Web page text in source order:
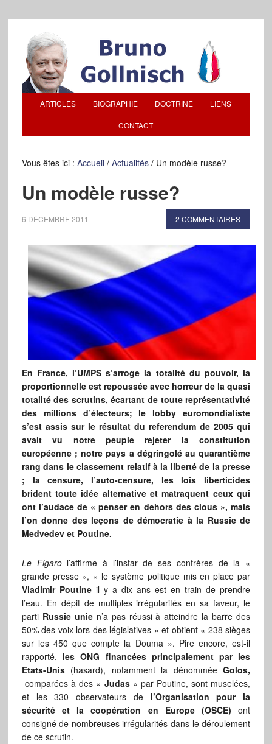
ARTICLES BIOGRAPHIE DOCTRINE LIENS
CONTACT
Vous êtes ici : Accueil / Actualités /Un modèle russe?
Un modèle russe?
6 DÉCEMBRE 2011 2 COMMENTAIRES
En France, l’UMPS s’arroge la totalité du pouvoir, la
proportionnelle est repoussée avec horreur de la quasi
totalité des scrutins, écartant de toute représentativité
des millions d’électeurs; le lobby euromondialiste
s’est assis sur le résultat du referendum de 2005 qui
avait vu notre peuple rejeter la constitution
européenne ; notre pays a dégringolé au quarantième
rang dans le classement relatif à la liberté de la presse
; la censure, l’auto-censure, les lois liberticides
brident toute idée alternative et matraquent ceux qui
ont l’audace de « penser en dehors des clous », mais
l’on donne des leçons de démocratie à la Russie de
Medvedev et Poutine.
Le Figarol’affirme à l’instar de ses confrères de la «
grande presse », « le système politique mis en place par
Vladimir Poutineil y a dix ans est en train de prendre
l’eau. En dépit de multiples irrégularités en sa faveur, le
parti Russie unien’a pas réussi à atteindre la barre des
50% des voix lors des législatives » et obtient « 238 sièges
sur les 450 que compte la Douma ». Pire encore, est-il
rapporté, les ONG financées principalement par les
Etats-Unis(hasard), notamment la dénomméeGolos,
comparées à des « Judas» par Poutine, sont muselées,
et les 330 observateurs de l’Organisation pour la
sécurité et la coopération en Europe (OSCE) ont
consigné de nombreuses irrégularités dans le déroulement
de ce scrutin.